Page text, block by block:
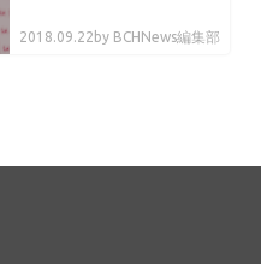
2018.09.22 by BCHNews編集部